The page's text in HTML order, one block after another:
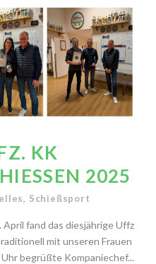
KK
2025
, Schießsport
April fand das diesjährige Uffz
mit unseren Frauen
begrüßte Kompaniechef...